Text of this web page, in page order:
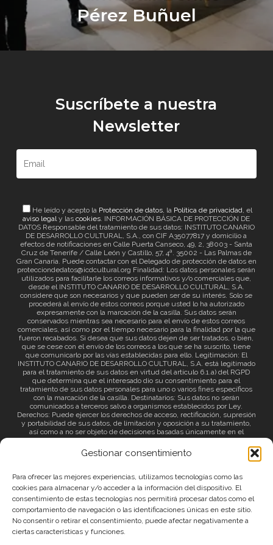
Gestionar consentimiento
Para ofrecer las mejores experiencias, utilizamos tecnologías como las
cookies para almacenar y/o acceder a la información del dispositivo. El
consentimiento de estas tecnologías nos permitirá procesar datos como el
comportamiento de navegación o las identificaciones únicas en este sitio.
No consentir o retirar el consentimiento, puede afectar negativamente a
ciertas características y funciones.
Pérez Buñuel
Suscríbete a nuestra
Newsletter
He leído y acepto la Protección de datos, la Política de privacidad, el
aviso legaly lascookies. INFORMACIÓN BÁSICA DE PROTECCIÓN DE
DATOS Responsable del tratamiento de sus datos: INSTITUTO CANARIO
DE DESARROLLO CULTURAL, S.A., con CIF A35077817 y domicilio a
efectos de notificaciones en Calle Puerta Canseco, 49, 2, 38003 - Santa
Cruz de Tenerife / Calle León y Castillo, 57, 4ª. 35002 - Las Palmas de
Gran Canaria. Puede contactar con el Delegado de protección de datos en
protecciondedatos@icdcultural.org Finalidad: Los datos personales serán
utilizados para facilitarle los correos informativos y/o comerciales que,
desde el INSTITUTO CANARIO DE DESARROLLO CULTURAL, S.A.
considere que son necesarios y que pueden ser de su interés. Solo se
procederá al envío de estos correos porque usted lo ha autorizado
expresamente con la marcación de la casilla. Sus datos serán
conservados mientras sea necesario para el envío de estos correos
comerciales, así como por el tiempo necesario para la finalidad por la que
fueron recabados. Si desea que sus datos dejen de ser tratados, o bien,
que se cese con el envío de los correos a los que se ha suscrito, tiene
que comunicarlo por las vías establecidas para ello. Legitimación: El
INSTITUTO CANARIO DE DESARROLLO CULTURAL, S.A. está legitimado
para el tratamiento de sus datos en virtud del artículo 6.1.a) del RGPD
que determina que el interesado dio su consentimiento para el
tratamiento de sus datos personales para uno o varios fines específicos
con la marcación de la casilla. Destinatarios: Sus datos no serán
comunicados a terceros salvo a organismos establecidos por Ley.
Derechos: Puede ejercer los derechos de acceso, rectificación, supresión
y portabilidad de sus datos, de limitación y oposición a su tratamiento,
así como a no ser objeto de decisiones basadas únicamente en el
tratamiento automatizado de sus datos y revocar el consentimiento
prestado. Información adicional: Puede consultar la información adicional
a través del siguienteenlace.